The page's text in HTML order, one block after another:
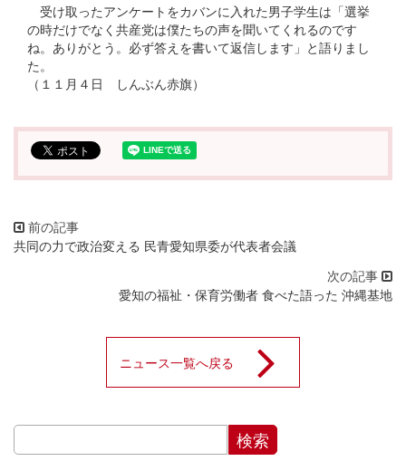
受け取ったアンケートをカバンに入れた男子学生は「選挙
の時だけでなく共産党は僕たちの声を聞いてくれるのです
ね。ありがとう。必ず答えを書いて返信します」と語りまし
た。
（１１月４日 しんぶん赤旗）
共同の力で政治変える 民青愛知県委が代表者会議
愛知の福祉・保育労働者 食べた語った 沖縄基地
ニュース一覧へ戻る